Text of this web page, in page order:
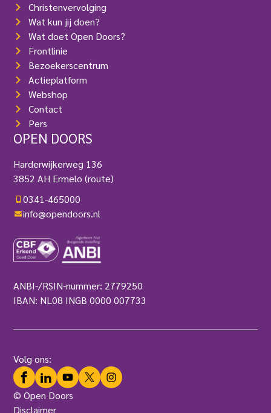
Christenvervolging
Wat kun jij doen?
Wat doet Open Doors?
Frontlinie
Bezoekerscentrum
Actieplatform
Webshop
Contact
Pers
OPEN DOORS
Harderwijkerweg 136
3852 AH Ermelo(route)
0341-465000
info@opendoors.nl
ANBI-/RSIN-nummer: 2779250
IBAN: NL08 INGB 0000 007733
© Open Doors
Disclaimer
Volg ons:
Facebook
LinkedInYouTube
TwitterInstagram